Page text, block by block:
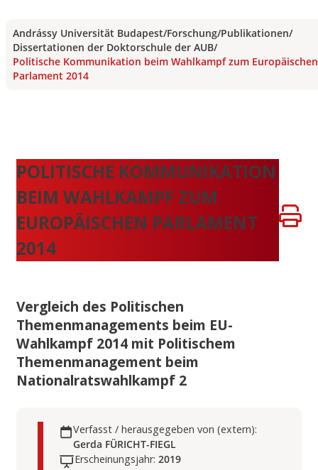
Andrássy Universität Budapest/Forschung/Publikationen/
Dissertationen der Doktorschule der AUB/
Politische Kommunikation beim Wahlkampf zum Europäischen
Parlament 2014
POLITISCHE KOMMUNIKATION
BEIM WAHLKAMPF ZUM
EUROPÄISCHEN PARLAMENT
2014
Vergleich des Politischen
Themenmanagements beim EU-
Wahlkampf 2014 mit Politischem
Themenmanagement beim
Nationalratswahlkampf 2
Verfasst / herausgegeben von (extern):
Gerda FÜRICHT-FIEGL
Erscheinungsjahr: 2019